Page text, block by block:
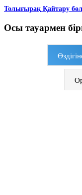
Толығырақ Қайтару
Осы тауармен